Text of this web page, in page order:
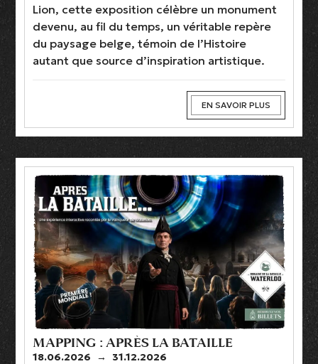
Lion, cette exposition célèbre un monument
devenu, au fil du temps, un véritable repère
du paysage belge, témoin de l’Histoire
autant que source d’inspiration artistique.
EN SAVOIR PLUS
MAPPING : APRÈS LA BATAILLE
18.06.2026 → 31.12.2026